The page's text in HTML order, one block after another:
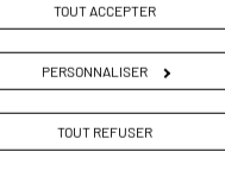
TOUT ACCEPTER
PERSONNALISER
TOUT REFUSER
ou
votre voyage avec un
Unis
85 08 23